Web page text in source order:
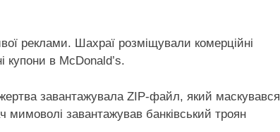
реклами. Шахраї розміщували комерційні
купони в McDonald’s.
завантажувала ZIP-файл, який маскувався
мимоволі завантажував банківський троян